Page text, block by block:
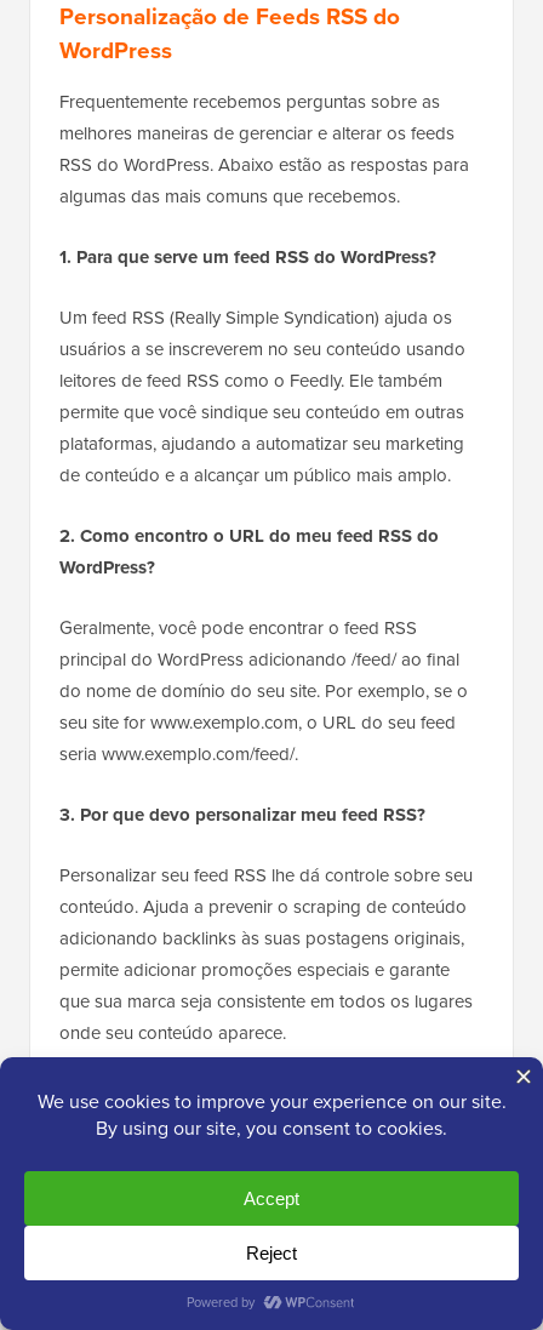
Personalização de Feeds RSS do
WordPress
Frequentemente recebemos perguntas sobre as
melhores maneiras de gerenciar e alterar os feeds
RSS do WordPress. Abaixo estão as respostas para
algumas das mais comuns que recebemos.
1. Para que serve um feed RSS do WordPress?
Um feed RSS (Really Simple Syndication) ajuda os
usuários a se inscreverem no seu conteúdo usando
leitores de feed RSS como o Feedly. Ele também
permite que você sindique seu conteúdo em outras
plataformas, ajudando a automatizar seu marketing
de conteúdo e a alcançar um público mais amplo.
2. Como encontro o URL do meu feed RSS do
WordPress?
Geralmente, você pode encontrar o feed RSS
principal do WordPress adicionando /feed/ ao final
do nome de domínio do seu site. Por exemplo, se o
seu site for www.exemplo.com, o URL do seu feed
seria www.exemplo.com/feed/.
3. Por que devo personalizar meu feed RSS?
Personalizar seu feed RSS lhe dá controle sobre seu
conteúdo. Ajuda a prevenir o scraping de conteúdo
adicionando backlinks às suas postagens originais,
permite adicionar promoções especiais e garante
que sua marca seja consistente em todos os lugares
onde seu conteúdo aparece.
4. É melhor mostrar uma postagem completa ou
um resumo no feed RSS?
postagem completa. Isso incentiva os assinantes a
visitar seu site para ler o artigo completo, o que
aumenta suas visualizações de página e ajuda com o
SEO. Você pode alterar essa configuração no